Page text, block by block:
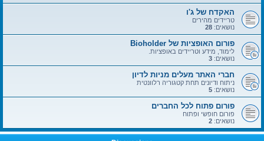
האקדח של ג'ו
טריידים מהירים
נושאים: 28
פורום האופציות של Bioholder
לימוד, מידע וטריידים באופציות.
נושאים: 3
חברי האתר מעלים מניות לדיון
ניתוח ודיונים תחת קטגוריה רלוונטית
נושאים: 5
פורום פתוח לכל החברים
פורום חופשי ופתוח
נושאים: 2